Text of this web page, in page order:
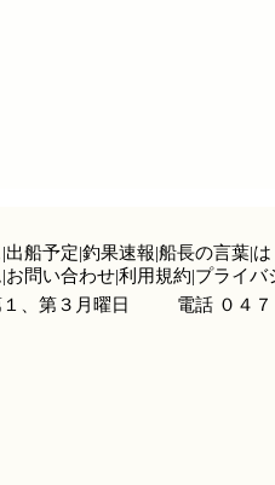
|出船予定|釣果速報|船長の言葉|
|お問い合わせ|利用規約|プライバ
、第３月曜日
電話 ０４